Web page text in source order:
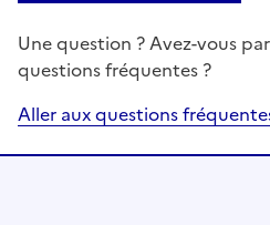
Une question ? Avez-vous
questions fréquentes ?
Aller aux questions